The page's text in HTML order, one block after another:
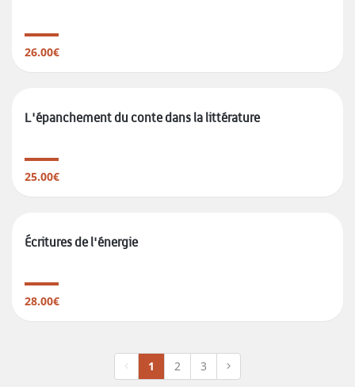
26.00€
L'épanchement du conte dans la littérature
25.00€
Écritures de l'énergie
28.00€
1 2 3